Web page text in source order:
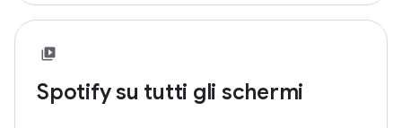
Spotify su tutti gli schermi